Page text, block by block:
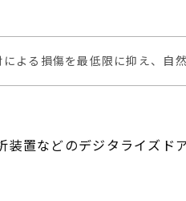
よる損傷を最低限に抑え、自
置などのデジタライズド